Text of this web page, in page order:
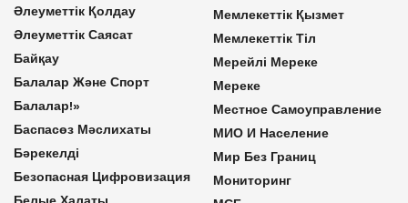
Әлеуметтік Қолдау
Әлеуметтік Саясат
Байқау
Балалар Және Спорт
Балалар!»
Баспасөз Мәслихаты
Бәрекелді
Безопасная Цифровизация
Мемлекеттік Қызмет
Мемлекеттік Тіл
Мерейлі Мереке
Мереке
Местное Самоуправление
МИО И Население
Мир Без Границ
Мониторинг